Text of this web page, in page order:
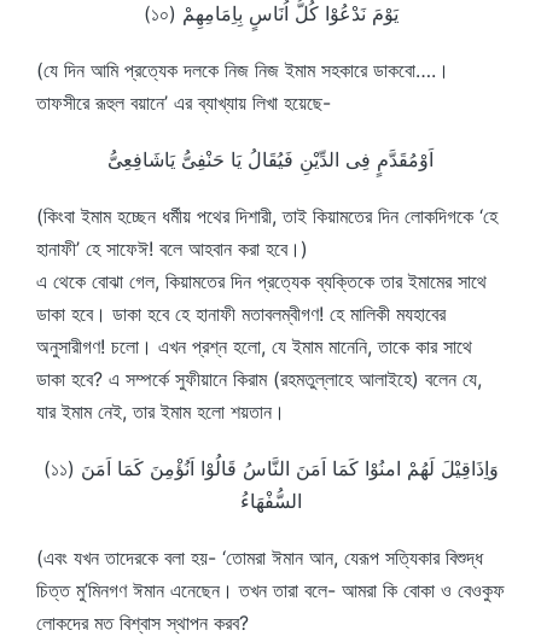
(১০) يَوْمَ نَدْعُوْا كُلُّ اُنَاسٍ بِاِمَامِهِمْ
(যে দিন আমি প্রত্যেক দলকে নিজ নিজ ইমাম সহকারে ডাকবো….।
তাফসীরে রূহুল বয়ানে’ এর ব্যাখ্যায় লিখা হয়েছে-
اَوْمُقَدَّمٍ فِى الدِّيْنِ فَيُقَالُ يَا حَنْفِىُّ يَاشَافِعِىُّ
(কিংবা ইমাম হচ্ছেন ধর্মীয় পথের দিশারী, তাই কিয়ামতের দিন লোকদিগকে ‘হে
হানাফী’ হে সাফেঈ! বলে আহবান করা হবে।)
এ থেকে বোঝা গেল, কিয়ামতের দিন প্রত্যেক ব্যক্তিকে তার ইমামের সাথে
ডাকা হবে। ডাকা হবে হে হানাফী মতাবলম্বীগণ! হে মালিকী মযহাবের
অনুসারীগণ! চলো। এখন প্রশ্ন হলো, যে ইমাম মানেনি, তাকে কার সাথে
ডাকা হবে? এ সম্পর্কে সুফীয়ানে কিরাম (রহমতুল্লাহে আলাইহে) বলেন যে,
যার ইমাম নেই, তার ইমাম হলো শয়তান।
(১১) وَاِذَاقِيْلَ لَهُمْ امنُوْا كَمَا اَمَنَ النَّاسُ قَالُوْا اَنُؤْمِنَ كَمَا اَمَنَ
السُّفْهَاءُ
(এবং যখন তাদেরকে বলা হয়- ‘তোমরা ঈমান আন, যেরূপ সত্যিকার বিশুদ্ধ
চিত্ত মু’মিনগণ ঈমান এনেছেন। তখন তারা বলে- আমরা কি বোকা ও বেওকুফ
লোকদের মত বিশ্বাস স্থাপন করব?